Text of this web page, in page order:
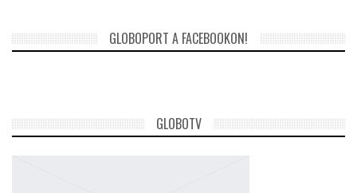
GLOBOBOOK
GLOBOPORT A FACEBOOKON!
GLOBOTV